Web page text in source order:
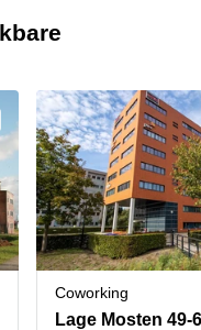
Coworking
Lage Mosten 49-